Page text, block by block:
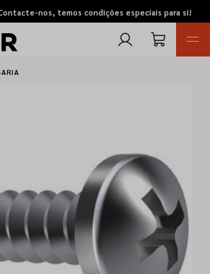
nos, temos condições especiais para si!